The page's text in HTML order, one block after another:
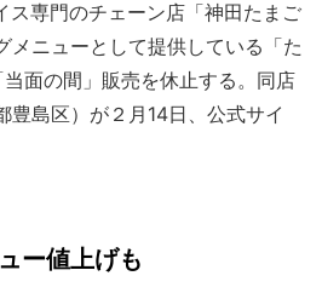
専門のチェーン店「神田たまご
メニューとして提供している「た
面の間」販売を休止する。同店
豊島区）が２月14日、公式サイ
ー値上げも